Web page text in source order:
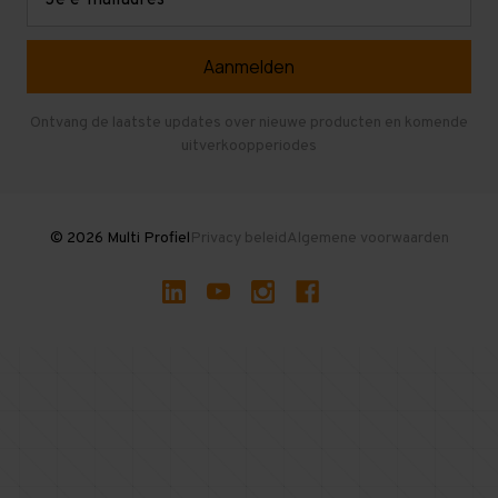
Gebruikte entresolvloeren
Ontvang de laatste updates over nieuwe producten en komende
uitverkoopperiodes
© 2026 Multi ProfielPrivacy beleidAlgemene voorwaarden